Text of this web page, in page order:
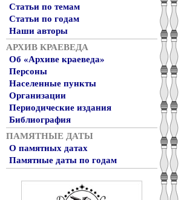
Статьи по темам
Статьи по годам
Наши авторы
АРХИВ КРАЕВЕДА
Об «Архиве краеведа»
Персоны
Населенные пункты
Организации
Периодические издания
Библиография
ПАМЯТНЫЕ ДАТЫ
О памятных датах
Памятные даты по годам